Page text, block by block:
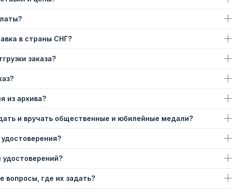
в страны СНГ?
заказа?
из архива?
и вручать общественные и юбилейные медали?
удостоверений?
вопросы, где их задать?